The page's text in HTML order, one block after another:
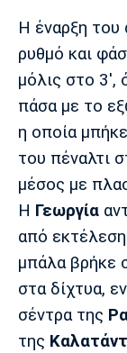
Παρασκήνιο
Ίντερ
Η έναρξη του
ρυθμό και
μόλις στο 3',
πάσα με το
η οποία
του πέναλτι
μέσος με
Η Γεωργία
από
μπάλα βρήκε
στα δίχτυα,
σέντρα της
της